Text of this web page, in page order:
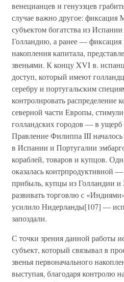
венецианцев и генуэзцев
случае важно другое: фиксация
субъектом богатства из
Голландию, а ранее — фиксация
накопления капитала,
звеньями. К концу XVI в.
доступ, который имеют
серебру и португальским
контролировать распределение
северной части Европы,
голландских городов — в ущерб
Правление Филиппа III началось
в Испании и Португалии
кораблей, товаров и купцов.
оказалась контрпродуктивной
прибыль, купцы из Голландии и
развивать торговлю с
усилило Нидерланды[107] —
запоздали.
С точки зрения данной работы
субъект, который связывал в
звенья первоначального
выступая, благодаря контролю